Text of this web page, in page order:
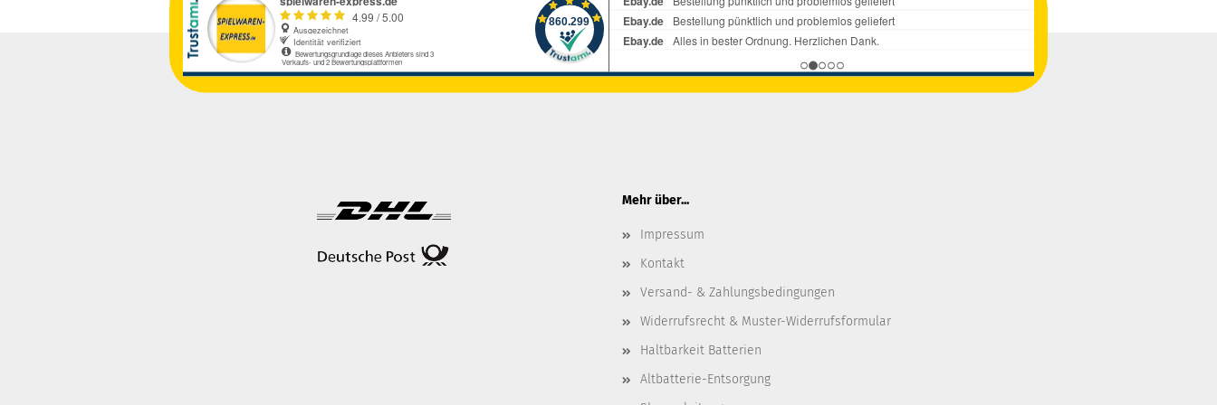
Mehr über...
Impressum
Kontakt
Versand- & Zahlungsbedingungen
Widerrufsrecht & Muster-Widerrufsformular
Haltbarkeit Batterien
Altbatterie-Entsorgung